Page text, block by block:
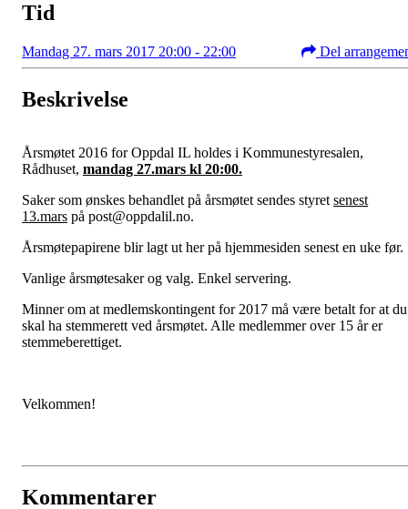
Tid
Mandag 27. mars 2017 20:00 - 22:00 Del
Beskrivelse
Årsmøtet 2016 for Oppdal IL holdes i Kommunestyresalen,
Rådhuset, mandag 27.mars kl 20:00.
Saker som ønskes behandlet på årsmøtet sendes styret senest
13.mars på post@oppdalil.no.
Årsmøtepapirene blir lagt ut her på hjemmesiden senest en uke før.
Vanlige årsmøtesaker og valg. Enkel servering.
Minner om at medlemskontingent for 2017 må være betalt for at du
skal ha stemmerett ved årsmøtet. Alle medlemmer over 15 år er
stemmeberettiget.
Velkommen!
Kommentarer